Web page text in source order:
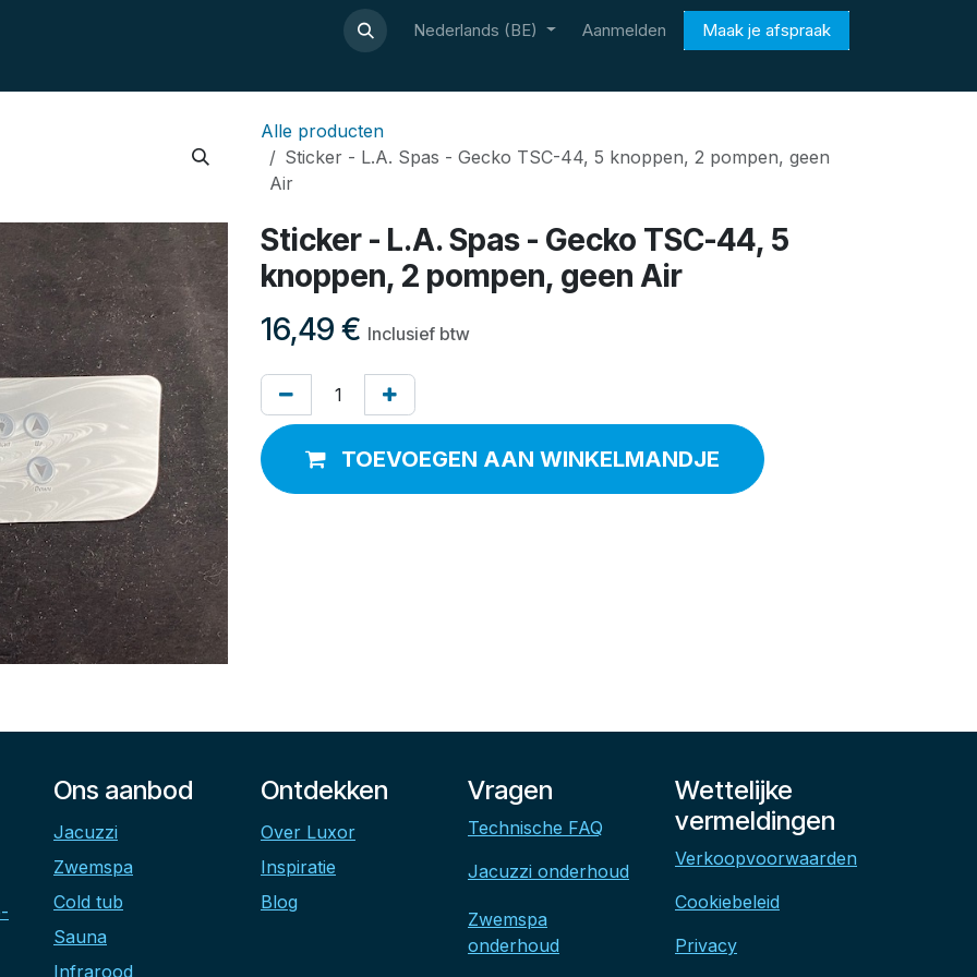
Contact Nederlands (BE) Aanmelden Maak je afspraak
Alle producten
Sticker - L.A. Spas - Gecko TSC-44, 5 knoppen, 2 pompen, geen
Air
Sticker - L.A. Spas - Gecko TSC-44, 5
knoppen, 2 pompen, geen Air
16,49 € Inclusief btw
TOEVOEGEN AAN WINKELMANDJE
Ons aanbod
Jacuzzi
Zwemspa
Cold tub
Sauna
Infrarood
Ontdekken
Over Luxor
Inspiratie
Blog
Vragen
Technische FAQ
Jacuzzi onderhoud
Zwemspa
onderhoud
Wettelijke
vermeldingen
Verkoopvoorwaarden
Cookiebeleid
Privacy